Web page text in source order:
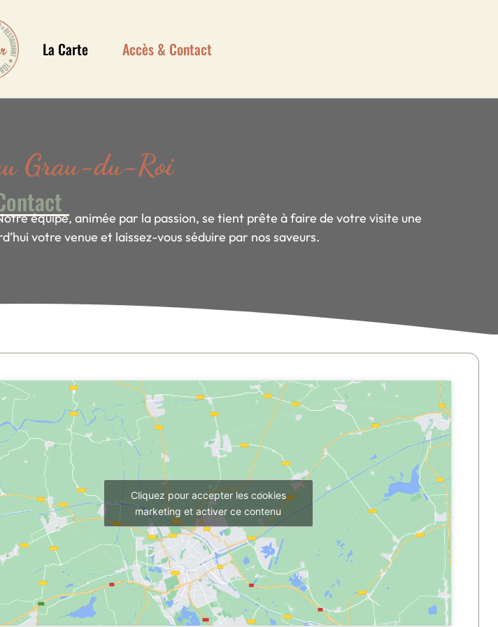
La Carte Accès & Contact
Grau-du-Roi
équipe, animée par la passion, se tient prête à faire de votre visite une
votre venue et laissez-vous séduire par nos saveurs.
Cliquez pour accepter les cookies
marketing et activer ce contenu